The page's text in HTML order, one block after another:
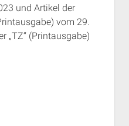
und Artikel der
vom 29.
„TZ“ (Printausgabe)